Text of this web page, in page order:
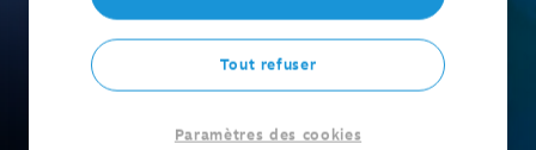
Paramètres des cookies
Tout refuser